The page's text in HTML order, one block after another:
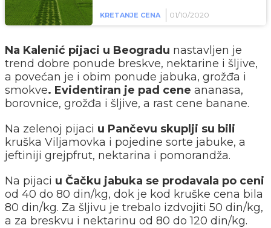
KRETANJE CENA 01/10/2020
Na Kalenić pijaci u Beogradu nastavljen je
trend dobre ponude breskve, nektarine i šljive,
a povećan je i obim ponude jabuka, grožđa i
smokve. Evidentiran je pad cene ananasa,
borovnice, grožđa i šljive, a rast cene banane.
Na zelenoj pijaci u Pančevu skuplji su bili
kruška Viljamovka i pojedine sorte jabuke, a
jeftiniji grejpfrut, nektarina i pomorandža.
Na pijaci u Čačku jabuka se prodavala po ceni
od 40 do 80 din/kg, dok je kod kruške cena bila
80 din/kg. Za šljivu je trebalo izdvojiti 50 din/kg,
a za breskvu i nektarinu od 80 do 120 din/kg.